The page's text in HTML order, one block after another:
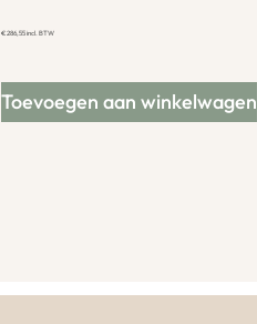
€286,55incl. BTW
Toevoegen aan winkelwagen